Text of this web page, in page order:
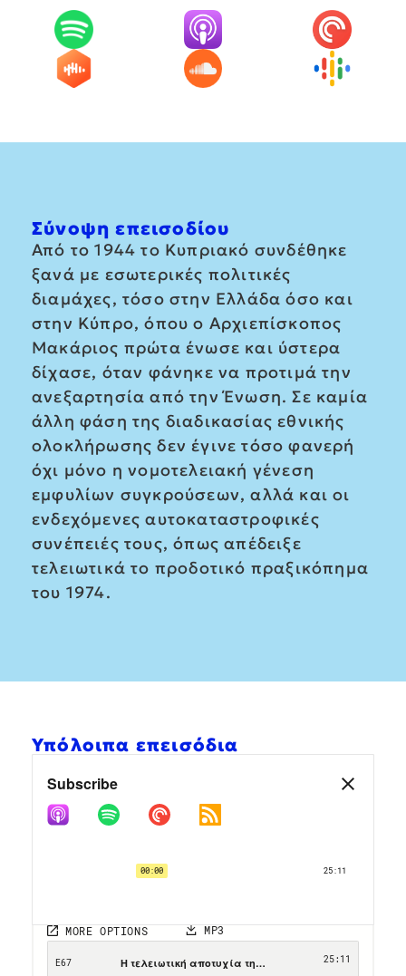
Σύνοψη επεισοδίου
Από το 1944 το Κυπριακό συνδέθηκε
ξανά με εσωτερικές πολιτικές
διαμάχες, τόσο στην Ελλάδα όσο και
στην Κύπρο, όπου ο Αρχιεπίσκοπος
Μακάριος πρώτα ένωσε και ύστερα
δίχασε, όταν φάνηκε να προτιμά την
ανεξαρτησία από την Ένωση. Σε καμία
άλλη φάση της διαδικασίας εθνικής
ολοκλήρωσης δεν έγινε τόσο φανερή
όχι μόνο η νομοτελειακή γένεση
εμφυλίων συγκρούσεων, αλλά και οι
ενδεχόμενες αυτοκαταστροφικές
συνέπειές τους, όπως απέδειξε
τελειωτικά το προδοτικό πραξικόπημα
του 1974.
Υπόλοιπα επεισόδια